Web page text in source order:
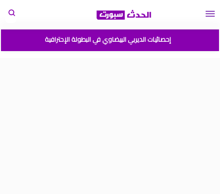
إحصائيات الديربي البيضاوي في البطولة الإحترافية